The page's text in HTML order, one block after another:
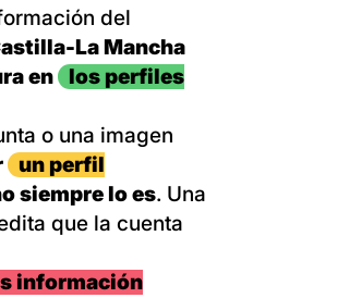
del
La Mancha
en
los perfiles
o una imagen
un perfil
siempre lo es. Una
que la cuenta
información